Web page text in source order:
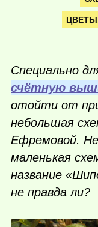
Специально
счётную
отойти от
небольшая
Ефремовой.
маленькая
название
не правда ли?